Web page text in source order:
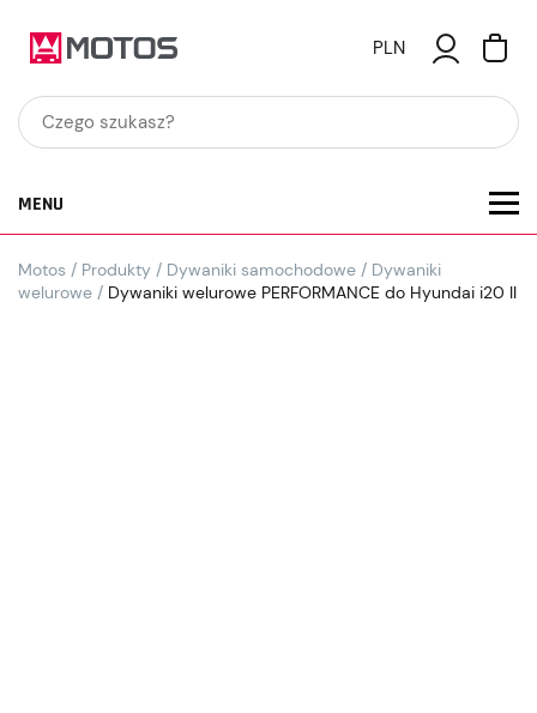
PLN
MENU
Motos / Produkty / Dywaniki samochodowe / Dywaniki
welurowe / Dywaniki welurowe PERFORMANCE do Hyundai i20 II